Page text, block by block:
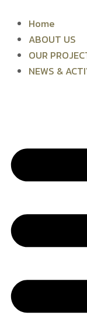
content
Home
ABOUT US
OUR
NEWS &